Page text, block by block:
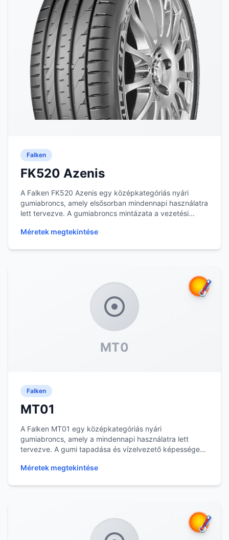
Falken
FK520 Azenis
A Falken FK520 Azenis egy középkategóriás nyári
gumiabroncs, amely elsősorban mindennapi használatra
lett tervezve. A gumiabroncs mintázata a vezetési...
Méretek megtekintése
MT0
Falken
MT01
A Falken MT01 egy középkategóriás nyári
gumiabroncs, amely a mindennapi használatra lett
tervezve. A gumi tapadása és vízelvezető képessége
Méretek megtekintése